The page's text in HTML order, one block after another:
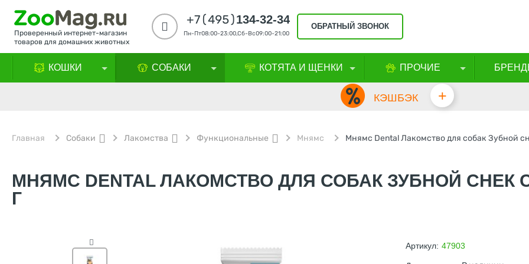
Проверенный интернет-магазин
товаров для домашних животных
+7(495)134-32-34
Пн-Пт08:00-23:00,Сб-Вс09:00-21:00
ОБРАТНЫЙ ЗВОНОК
КОШКИ СОБАКИ КОТЯТА И ЩЕНКИ ПРОЧИЕ
КЭШБЭК +
Главная Собаки Лакомства Функциональные Мнямс
МНЯМС DENTAL ЛАКОМСТВО ДЛЯ СОБАК ЗУБНОЙ СНЕК
Г
Артикул: 47903